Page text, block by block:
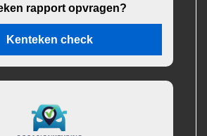
rapport opvragen?
Kenteken check